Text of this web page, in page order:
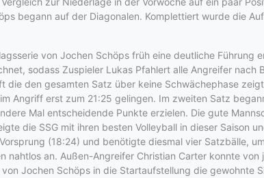
begann auf der Diagonalen. Komplettiert wurde die
von Jochen Schöps früh eine deutliche Führung
sodass Zuspieler Lukas Pfahlert alle Angreifer nach
den gesamten Satz über keine Schwächephase
Angriff erst zum 21:25 gelingen. Im zweiten Satz
Mal entscheidende Punkte erzielen. Die gute
die SSG mit ihren besten Volleyball in dieser Saison
(18:24) und benötigte diesmal vier Satzbälle,
an. Außen-Angreifer Christian Carter konnte
Jochen Schöps in die Startaufstellung die gewohnte